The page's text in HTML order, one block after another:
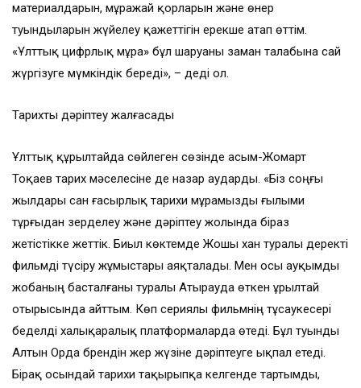
материалдарын, мұражай қорларын және өнер
туындыларын жүйелеу қажеттігін ерекше атап өттім.
«Ұлттық цифрлық мұра» бұл шаруаны заман талабына сай
жүргізуге мүмкіндік береді», – деді ол.
Тарихты дәріптеу жалғасады
Ұлттық құрылтайда сөйлеген сөзінде Қасым-Жомарт
Тоқаев тарих мәселесіне де назар аударды. «Біз соңғы
жылдары сан ғасырлық тарихи мұрамызды ғылыми
тұрғыдан зерделеу және дәріптеу жолында біраз
жетістікке жеттік. Биыл көктемде Жошы хан туралы деректі
фильмді түсіру жұмыстары аяқталады. Мен осы ауқымды
жобаның басталғаны туралы Атырауда өткен Құрылтай
отырысында айттым. Көп сериялы фильмнің тұсаукесері
беделді халықаралық платформаларда өтеді. Бұл туынды
Алтын Орда брендін жер жүзіне дәріптеуге ықпал етеді.
Бірақ осындай тарихи тақырыпқа келгенде тартымды,